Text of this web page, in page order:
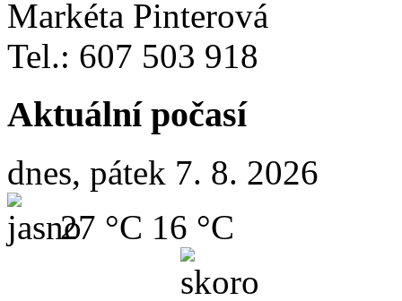
Markéta Pinterová
Tel.: 607 503 918
Aktuální počasí
dnes, pátek 7. 8. 2026
27 °C 16 °C